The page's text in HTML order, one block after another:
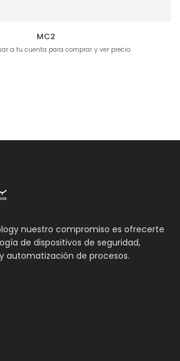
MC2
a tu cuenta para comprar y ver precio
nuestro compromiso es ofrecerte
de dispositivos de seguridad,
automatización de procesos.